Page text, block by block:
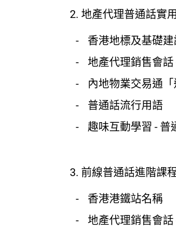
2. 地產代理普通話實
香港地標及基礎建
地產代理銷售會
內地物業交易通
普通話流行用語
趣味互動學習 - 普
3. 前線普通話進階課
香港港鐵站名稱
地產代理銷售會話